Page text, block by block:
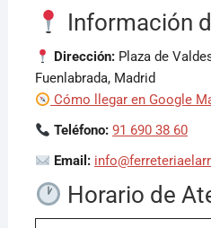
Información
Dirección: Plaza de
Fuenlabrada, Madrid
Cómo llegar en Google
Teléfono: 91 690 38 60
Email:
Horario de
¡Hola! Soy el asesor virtual de
Cuéntame qué necesitas y te
aunque no sepas el nombre